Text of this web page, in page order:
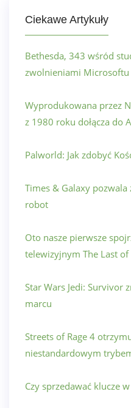
Ciekawe Artykuły
Bethesda, 343 wśród
zwolnieniami Microsoftu
Wyprodukowana przez
z 1980 roku dołącza do
Palworld: Jak zdobyć
Times & Galaxy
robot
Oto nasze pierwsze
telewizyjnym The Last of
Star Wars Jedi: Survivor
marcu
Streets of Rage 4
niestandardowym
Czy sprzedawać klucze